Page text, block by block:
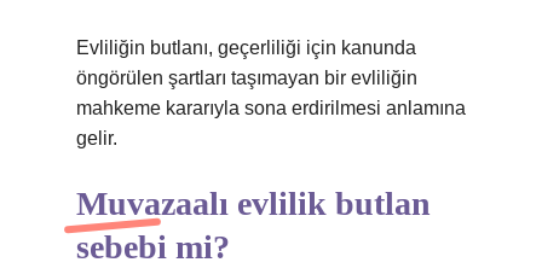
Evliliğin butlanı, geçerliliği için kanunda
öngörülen şartları taşımayan bir evliliğin
mahkeme kararıyla sona erdirilmesi anlamına
gelir.
Muvazaalı evlilik butlan
sebebi mi?